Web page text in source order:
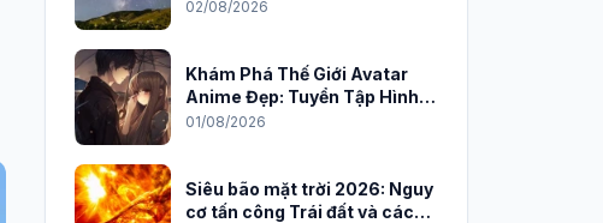
trời đêm
02/08/2026
Khám Phá Thế Giới Avatar
Anime Đẹp: Tuyển Tập Hình
Nền Độc Đáo Cho Năm 2026
01/08/2026
Siêu bão mặt trời 2026: Nguy
cơ tấn công Trái đất và cách